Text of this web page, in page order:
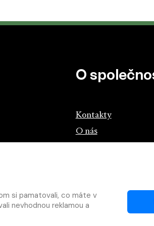
O
Kontakty
O nás
si pamatovali, co máte v
nevhodnou reklamou a